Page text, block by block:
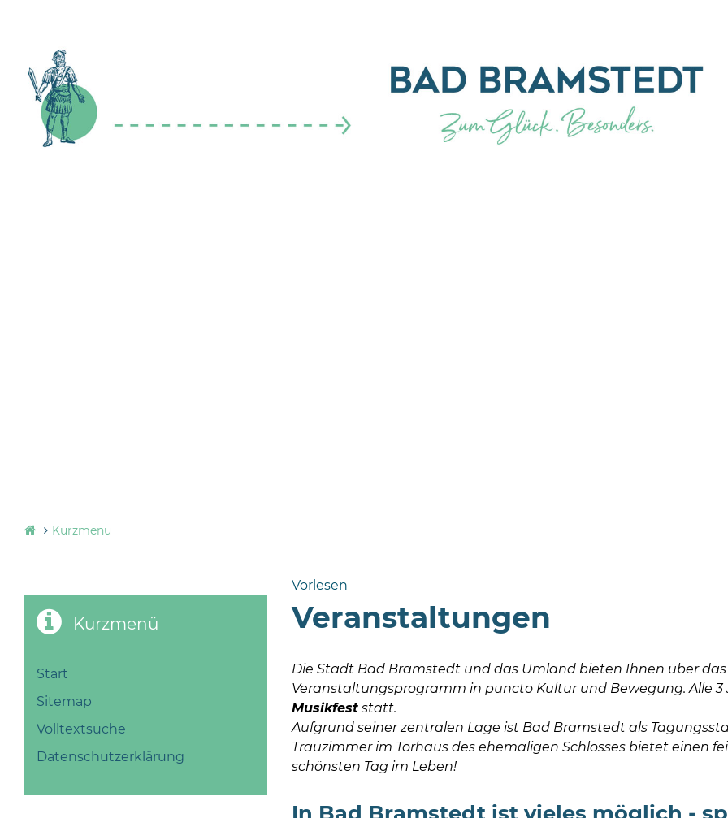
Kurzmenü
Vorlesen
Kurzmenü
Start
Sitemap
Volltextsuche
Datenschutzerklärung
Veranstaltungen
Die Stadt Bad Bramstedt und das Umland bieten Ihnen über
Veranstaltungsprogramm in puncto Kultur und Bewegung. Alle
Musikfeststatt.
Aufgrund seiner zentralen Lage ist Bad Bramstedt als
Trauzimmer im Torhaus des ehemaligen Schlosses bietet einen
schönsten Tag im Leben!
In Bad Bramstedt ist vieles möglich -